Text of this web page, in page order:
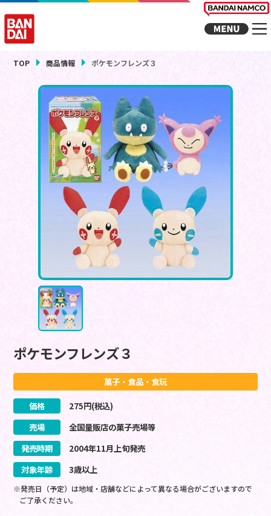
TOP 商品情報 ポケモンフレンズ３
ポケモンフレンズ３
菓子・食品・食玩
価格 275円(税込)
売場
全国量販店の菓子売場等
発売時期
2004年11月上旬発売
対象年齢
3歳以上
※発売日（予定）は地域・店舗などによって異なる場合がございますので
ご了承ください。